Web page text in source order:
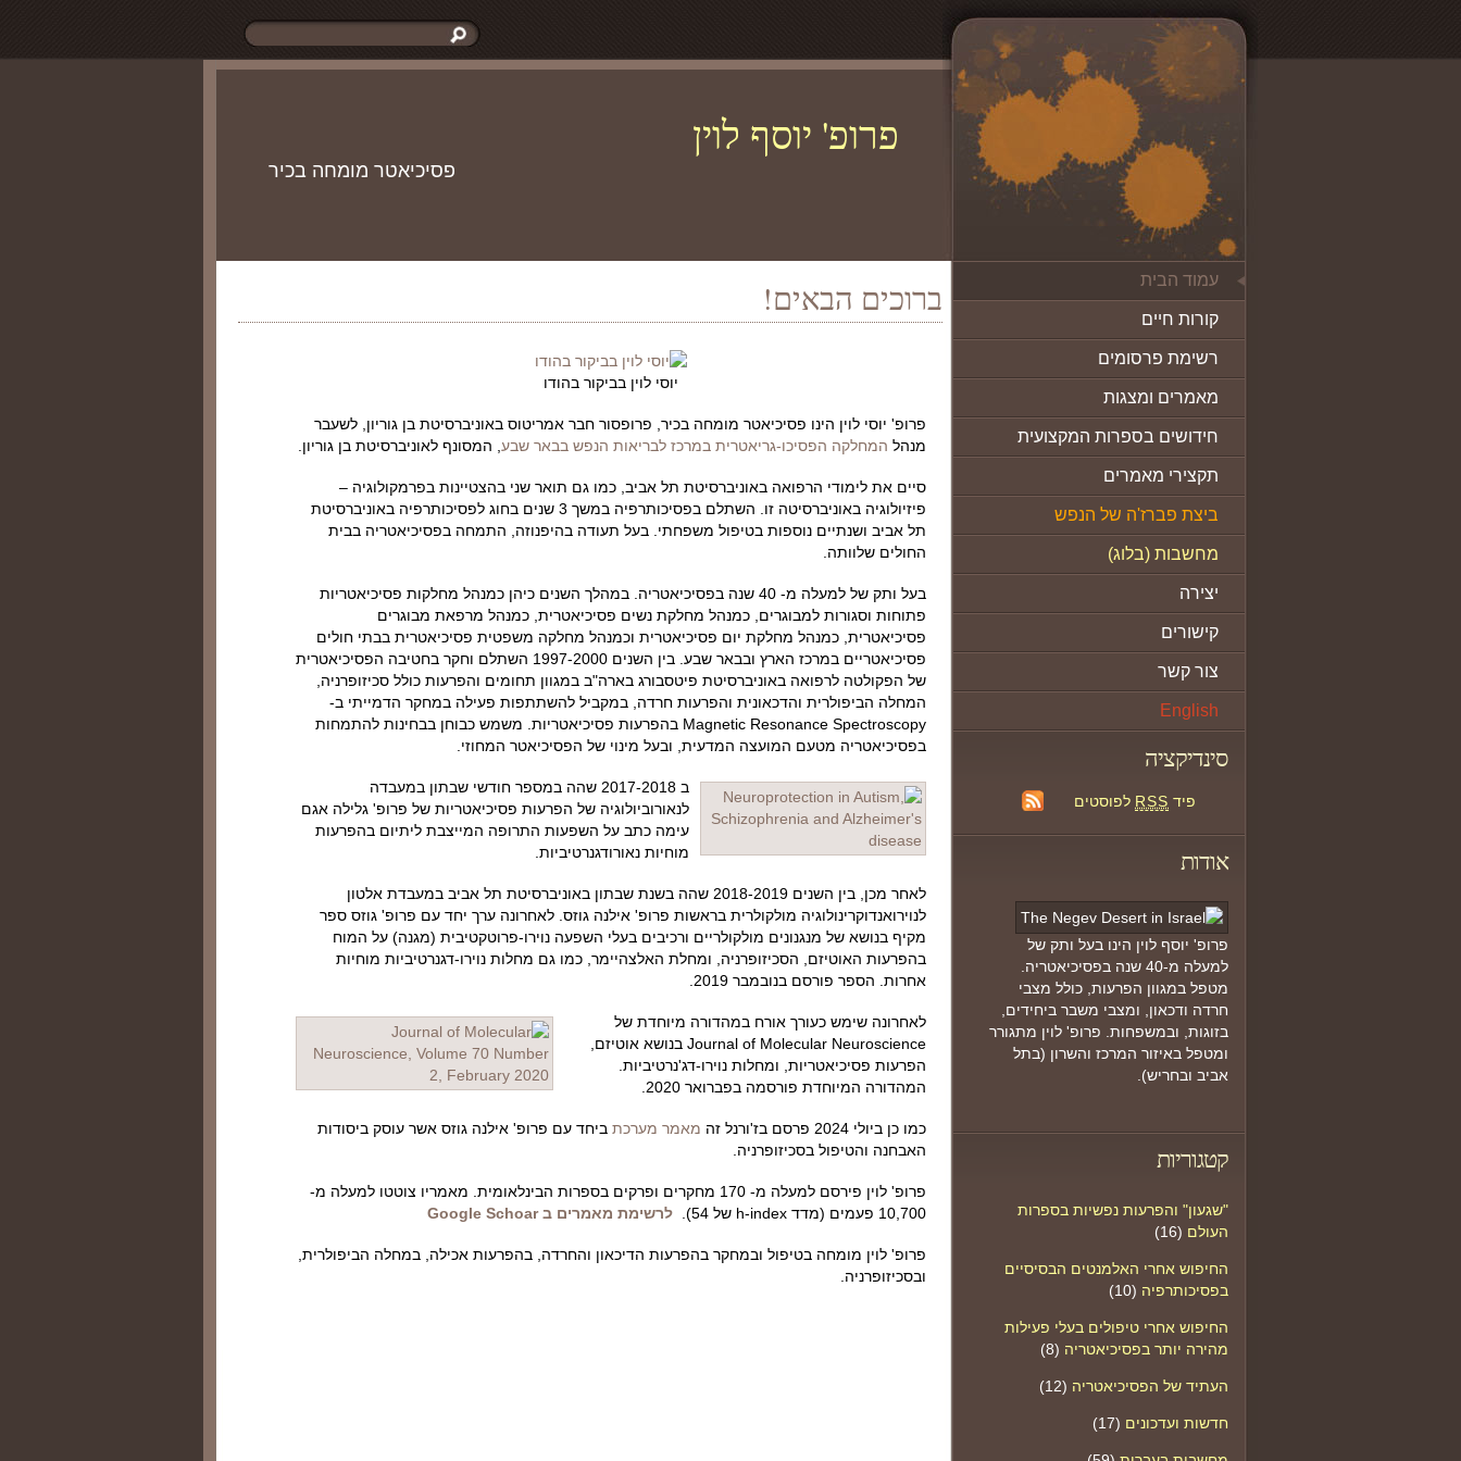
עמוד הבית
קורות חיים
רשימת פרסומים
מאמרים ומצגות
חידושים בספרות המקצועית
תקצירי מאמרים
ביצת פברז'ה של הנפש
מחשבות (בלוג)
יצירה
קישורים
צור קשר
English
סינדיקציה
פיד RSS לפוסטים
אודות
פרופ' יוסף לוין הינו בעל ותק של
למעלה מ-40 שנה בפסיכיאטריה.
מטפל במגוון הפרעות, כולל מצבי
חרדה ודכאון, ומצבי משבר ביחידים,
בזוגות, ובמשפחות. פרופ' לוין מתגורר
ומטפל באיזור המרכז והשרון (בתל
אביב ובחריש).
קטגוריות
"שגעון" והפרעות נפשיות בספרות
העולם (16)
החיפוש אחרי האלמנטים הבסיסיים
בפסיכותרפיה (10)
החיפוש אחרי טיפולים בעלי פעילות
מהירה יותר בפסיכיאטריה (8)
העתיד של הפסיכיאטריה (12)
חדשות ועדכונים (17)
פרופ' יוסף לוין
פסיכיאטר מומחה בכיר
ברוכים הבאים!
יוסי לוין בביקור בהודו
פרופ' יוסי לוין הינו פסיכיאטר מומחה בכיר, פרופסור חבר אמריטוס באוניברסיטת בן גוריון, לשעבר
מנהל המחלקה הפסיכו-גריאטרית במרכז לבריאות הנפש בבאר שבע , המסונף לאוניברסיטת בן גוריון.
סיים את לימודי הרפואה באוניברסיטת תל אביב, כמו גם תואר שני בהצטיינות בפרמקולוגיה –
פיזיולוגיה באוניברסיטה זו. השתלם בפסיכותרפיה במשך 3 שנים בחוג לפסיכותרפיה באוניברסיטת
תל אביב ושנתיים נוספות בטיפול משפחתי. בעל תעודה בהיפנוזה, התמחה בפסיכיאטריה בבית
החולים שלוותה.
בעל ותק של למעלה מ- 40 שנה בפסיכיאטריה. במהלך השנים כיהן כמנהל מחלקות פסיכיאטריות
פתוחות וסגורות למבוגרים, כמנהל מחלקת נשים פסיכיאטרית, כמנהל מרפאת מבוגרים
פסיכיאטרית, כמנהל מחלקת יום פסיכיאטרית וכמנהל מחלקה משפטית פסיכיאטרית בבתי חולים
פסיכיאטריים במרכז הארץ ובבאר שבע. בין השנים 1997-2000 השתלם וחקר בחטיבה הפסיכיאטרית
של הפקולטה לרפואה באוניברסיטת פיטסבורג בארה"ב במגוון תחומים והפרעות כולל סכיזופרניה,
המחלה הביפולרית והדכאונית והפרעות חרדה, במקביל להשתתפות פעילה במחקר הדמייתי ב-
Magnetic Resonance Spectroscopy בהפרעות פסיכיאטריות. משמש כבוחן בבחינות להתמחות
בפסיכיאטריה מטעם המועצה המדעית, ובעל מינוי של הפסיכיאטר המחוזי.
ב 2017-2018 שהה במספר חודשי שבתון במעבדה
לנאורוביולוגיה של הפרעות פסיכיאטריות של פרופ' גלילה אגם
עימה כתב על השפעות התרופה המייצבת ליתיום בהפרעות
מוחיות נאורודגנרטיביות.
לאחר מכן, בין השנים 2018-2019 שהה בשנת שבתון באוניברסיטת תל אביב במעבדת אלטון
לנוירואנדוקרינולוגיה מולקולרית בראשות פרופ' אילנה גוזס. לאחרונה ערך יחד עם פרופ' גוזס ספר
מקיף בנושא של מנגנונים מולקולריים ורכיבים בעלי השפעה נוירו-פרוטקטיבית (מגנה) על המוח
בהפרעות האוטיזם, הסכיזופרניה, ומחלת האלצהיימר, כמו גם מחלות נוירו-דגנרטיביות מוחיות
אחרות. הספר פורסם בנובמבר 2019.
לאחרונה שימש כעורך אורח במהדורה מיוחדת של
Journal of Molecular Neuroscience בנושא אוטיזם,
הפרעות פסיכיאטריות, ומחלות נוירו-דג'נרטיביות.
המהדורה המיוחדת פורסמה בפברואר 2020.
כמו כן ביולי 2024 פרסם בז'ורנל זה מאמר מערכת ביחד עם פרופ' אילנה גוזס אשר עוסק ביסודות
האבחנה והטיפול בסכיזופרניה.
פרופ' לוין פירסם למעלה מ- 170 מחקרים ופרקים בספרות הבינלאומית. מאמריו צוטטו למעלה מ-
10,700 פעמים (מדד h-index של 54).
לרשימת מאמרים ב Google Schoar
פרופ' לוין מומחה בטיפול ובמחקר בהפרעות הדיכאון והחרדה, בהפרעות אכילה, במחלה הביפולרית,
ובסכיזופרניה.